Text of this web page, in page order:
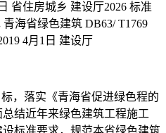
省住房城乡 建设厅2026 标准
海省绿色建筑 DB63/ T1769
4月1日 建设厅
，落实《青海省促进绿色程的
结近年来绿色建筑工程施工